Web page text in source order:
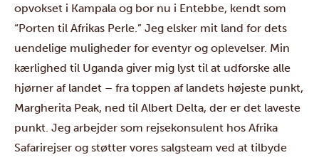
opvokset i Kampala og bor nu i Entebbe, kendt som
“Porten til Afrikas Perle.” Jeg elsker mit land for dets
uendelige muligheder for eventyr og oplevelser. Min
kærlighed til Uganda giver mig lyst til at udforske alle
hjørner af landet – fra toppen af ​​landets højeste punkt,
Margherita Peak, ned til Albert Delta, der er det laveste
punkt. Jeg arbejder som rejsekonsulent hos Afrika
Safarirejser og støtter vores salgsteam ved at tilbyde